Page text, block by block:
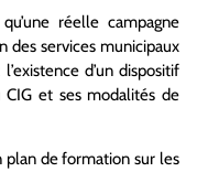
réelle campagne
des services municipaux
d’un dispositif
et ses modalités de
plan de formation sur les